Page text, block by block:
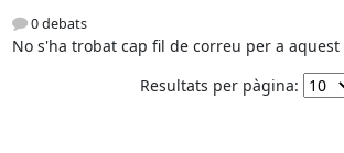
0 debats
No s'ha trobat cap fil de correu per a aquest
Resultats per pàgina: